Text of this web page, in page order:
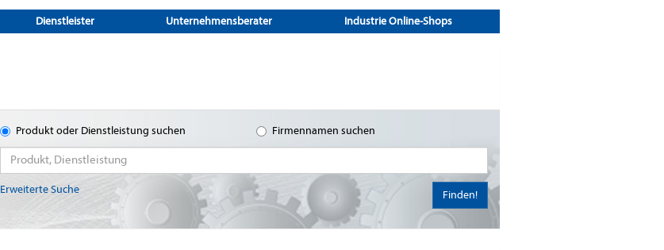
Dienstleister Unternehmensberater Industrie Online-Shops
Produkt oder Dienstleistung suchen Firmennamen suchen
Erweiterte Suche Finden!